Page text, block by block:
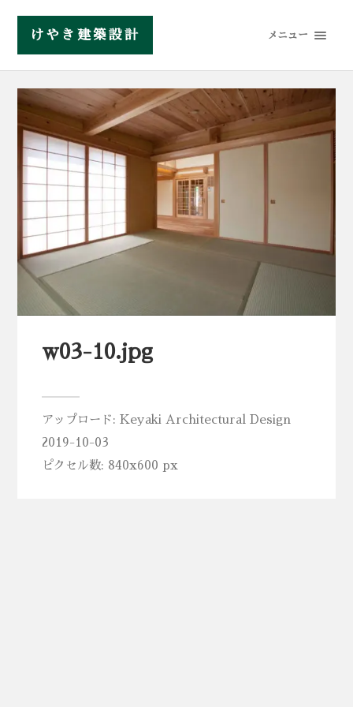
けやき建築設計 メニュー
w03-10.jpg
アップロード: Keyaki Architectural Design
2019-10-03
ピクセル数: 840x600 px